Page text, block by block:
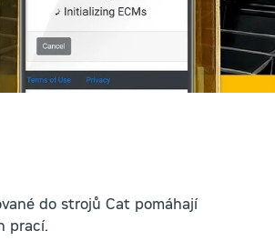
do strojů Cat pomáhají
prací.